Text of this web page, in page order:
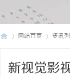
网站首页 资讯
新视觉影